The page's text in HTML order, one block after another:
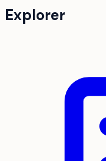
Explorer